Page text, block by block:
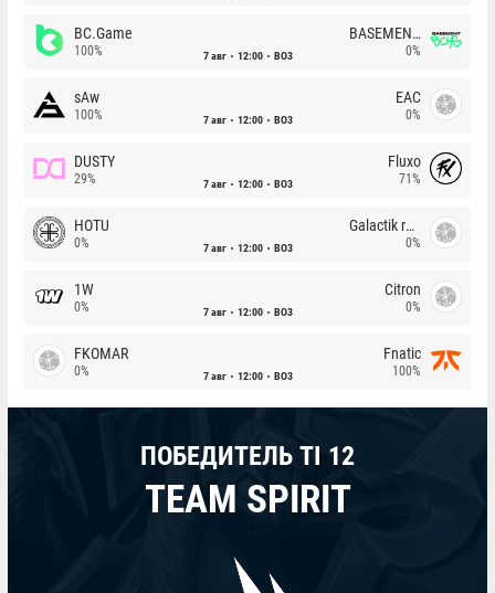
BC.Game
100% 7 авг 12:00 BO3
BASEMENT BOYS
0%
sAw
100% 7 авг 12:00 BO3
EAC
0%
DUSTY
29% 7 авг 12:00 BO3
Fluxo
71%
HOTU
0% 7 авг 12:00 BO3
Galactik rebels
0%
1W
0% 7 авг 12:00 BO3
Citron
0%
FKOMAR
0% 7 авг 12:00 BO3
Fnatic
100%
ПОБЕДИТЕЛЬ TI 12
TEAM SPIRIT